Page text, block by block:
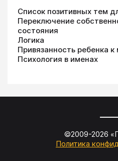
Список позитивных тем
Переключение
состояния
Логика
Привязанность ребенка к
Психология в именах
©2009-2026 «
Политика